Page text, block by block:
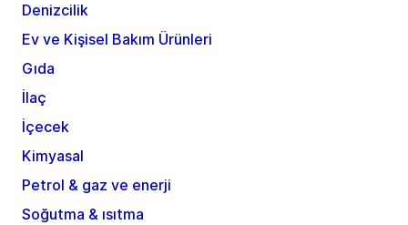
Denizcilik
Ev ve Kişisel Bakım Ürünleri
Gıda
İlaç
İçecek
Kimyasal
Petrol & gaz ve enerji
Soğutma & ısıtma